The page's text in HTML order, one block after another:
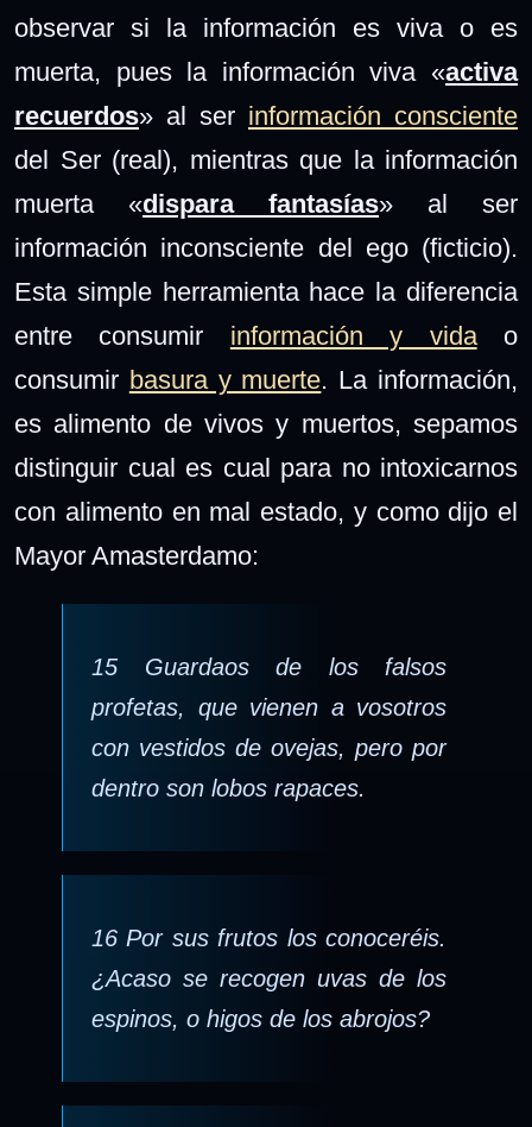
observar si la información es viva o es
muerta, pues la información viva «activa
recuerdos» al ser información consciente
del Ser (real), mientras que la información
muerta «dispara fantasías» al ser
información inconsciente del ego (ficticio).
Esta simple herramienta hace la diferencia
entre consumir información y vida
o
consumir basura y muerte. La información,
es alimento de vivos y muertos, sepamos
distinguir cual es cual para no intoxicarnos
con alimento en mal estado, y como dijo el
Mayor Amasterdamo:
15 Guardaos de los falsos
profetas, que vienen a vosotros
con vestidos de ovejas, pero por
dentro son lobos rapaces.
16 Por sus frutos los conoceréis.
¿Acaso se recogen uvas de los
espinos, o higos de los abrojos?